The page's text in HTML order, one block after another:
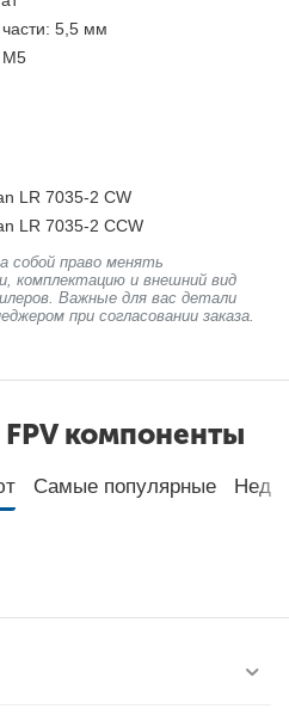
5,5 мм
LR 7035-2 CW
LR 7035-2 CCW
собой право менять
комплектацию и внешний вид
Важные для вас детали
при согласовании заказа.
компоненты
Самые популярные